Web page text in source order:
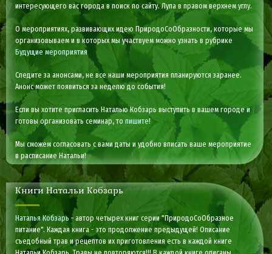
интересующего вас города в поиск по сайту. Лупа в правом верхнем углу.
О мероприятиях, развивающих идею ПриродоСоОбразности, которые мы
организовываем и в которых мы участвуем можно узнать в рубрике
Будущие мероприятия
Следите за анонсами, не все наши мероприятия планируются заранее.
Анонс может появиться за неделю до события!
Если вы хотите пригласить Наталью Кобзарь выступить в вашем городе и
готовы организовать семинар, топишите!
Мы сможем согласовать с вами даты и удобно вписать ваше мероприятие
в расписание Натальи!
Книги Натальи Кобзарь
Наталья Кобзарь - автор четырех книг серии "ПриродоСоОбразное
питание". Каждая книга - это продолжение предыдущей! Описание
съедобный трав и рецептов их приготовления есть в каждой книге